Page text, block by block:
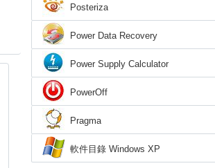
Posteriza
Power Data Recovery
Power Supply Calculator
PowerOff
Pragma
軟件目錄 Windows XP